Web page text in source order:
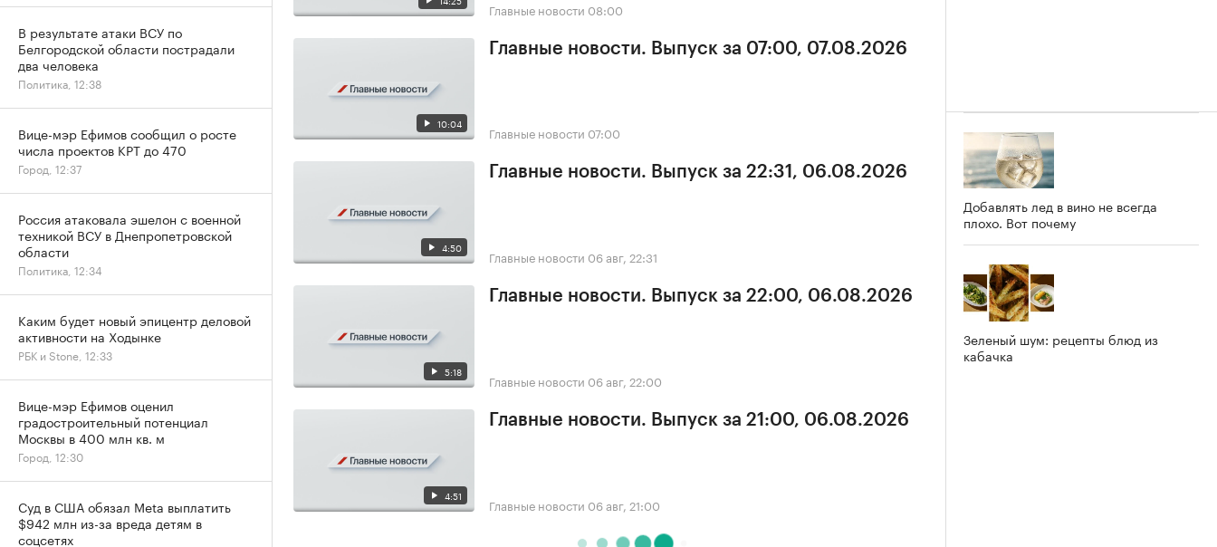
Главные новости 08:00
10:04
Главные новости. Выпуск за 07:00, 07.08.2026
Главные новости 07:00
4:50
Главные новости. Выпуск за 22:31, 06.08.2026
Главные новости 06 авг, 22:31
5:18
Главные новости. Выпуск за 22:00, 06.08.2026
Главные новости 06 авг, 22:00
4:51
Главные новости. Выпуск за 21:00, 06.08.2026
Главные новости 06 авг, 21:00
Добавлять лед в вино не всегда
плохо. Вот почему
Зеленый шум: рецепты блюд из
кабачка
В результате атаки ВСУ по
Белгородской области пострадали
два человека
Политика, 12:38
Вице-мэр Ефимов сообщил о росте
числа проектов КРТ до 470
Город, 12:37
Россия атаковала эшелон с военной
техникой ВСУ в Днепропетровской
области
Политика, 12:34
Каким будет новый эпицентр деловой
активности на Ходынке
РБК и Stone, 12:33
Вице-мэр Ефимов оценил
градостроительный потенциал
Москвы в 400 млн кв. м
Город, 12:30
Суд в США обязал Meta выплатить
$942 млн из-за вреда детям в
соцсетях